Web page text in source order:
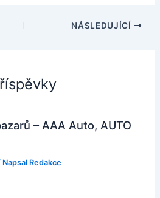
NÁSLEDUJÍCÍ
– AAA Auto, AUTO
Napsal Redakce